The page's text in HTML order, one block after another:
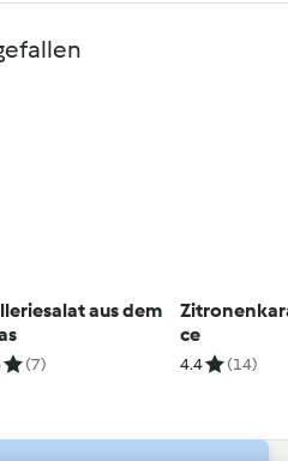
aus dem
(7)
ce
4.4 (14)